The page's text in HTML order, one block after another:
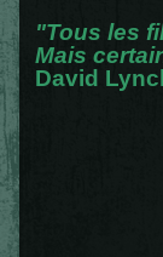
"Tous les
Mais
David